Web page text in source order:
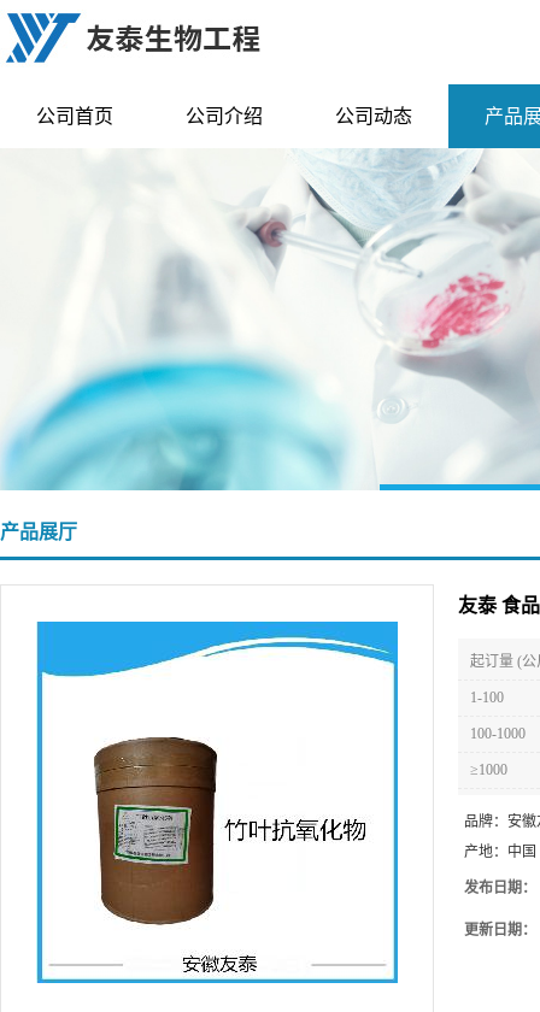
公司首页 公司介绍 公司动态 产品
产品展厅
友泰 食
起订量 (公
1-100
100-1000
≥1000
品牌： 安徽
产地： 中国
发布日期：
更新日期：